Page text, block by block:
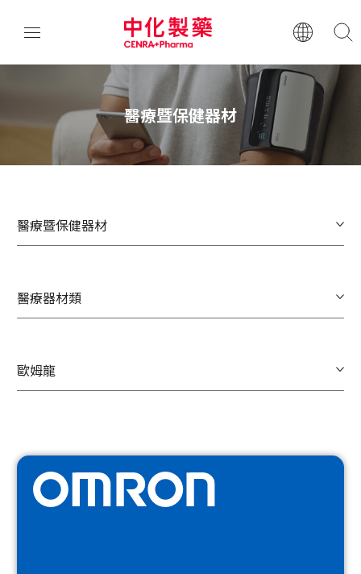
醫療暨保健器材
醫療暨保健器材
醫療器材類
歐姆龍